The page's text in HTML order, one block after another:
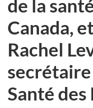
de la
Canada,
Rachel
Santé des